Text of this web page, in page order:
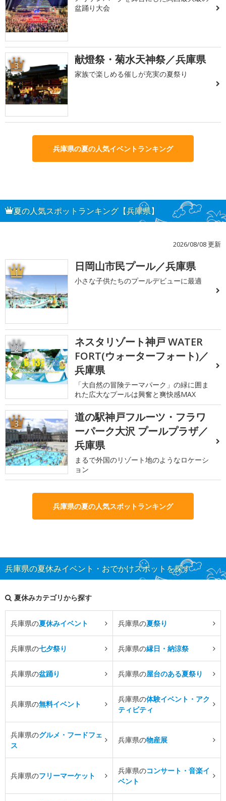
盆踊り大会
3 献燈祭・菊水天神祭／兵庫県
家族で楽しめる催しが充実の夏祭り
兵庫県の夏の人気イベントランキング
夏の人気スポットランキング【兵庫県】
2026/08/08 更新
1 日岡山市民プール／兵庫県
小さな子供たちのプールデビューに最適
2
ネスタリゾート神戸 WATER
FORT(ウォーターフォート)／
兵庫県
「大自然の冒険テーマパーク」の緑に囲ま
れた広大なプールは興奮と爽快感MAX
3
道の駅神戸フルーツ・フラワ
ーパーク大沢 プールプラザ／
兵庫県
まるで外国のリゾート地のようなロケーシ
ョン
兵庫県の夏の人気スポットランキング
兵庫県の夏休みイベント・おでかけスポットを探す
夏休みカテゴリから探す
兵庫県の夏休みイベント 兵庫県の夏祭り
兵庫県の七夕祭り 兵庫県の縁日・納涼祭
兵庫県の盆踊り 兵庫県の屋台のある夏祭り
兵庫県の無料イベント
兵庫県の体験イベント・アク
ティビティ
兵庫県のグルメ・フードフェ
ス
兵庫県の物産展
兵庫県のフリーマーケット
兵庫県のコンサート・音楽イ
ベント